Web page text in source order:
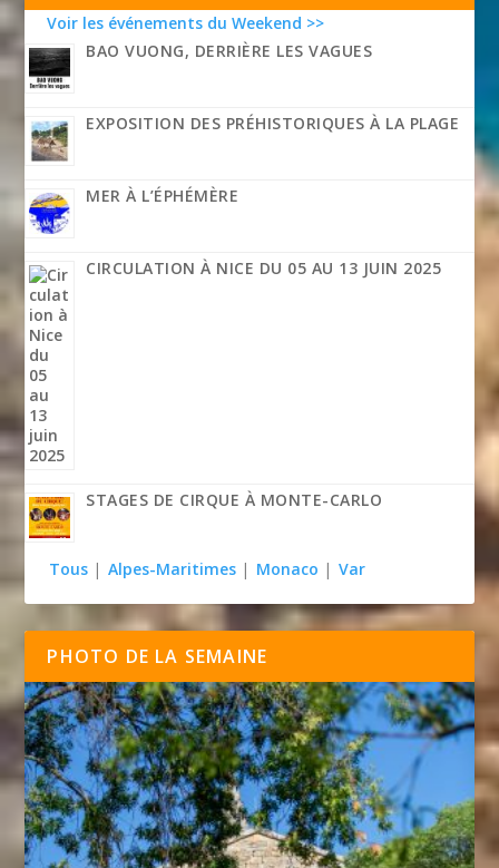
Voir les événements du Weekend >>
BAO VUONG, DERRIÈRE LES VAGUES
EXPOSITION DES PRÉHISTORIQUES À LA PLAGE
MER À L’ÉPHÉMÈRE
CIRCULATION À NICE DU 05 AU 13 JUIN 2025
STAGES DE CIRQUE À MONTE-CARLO
Tous | Alpes-Maritimes | Monaco | Var
PHOTO DE LA SEMAINE